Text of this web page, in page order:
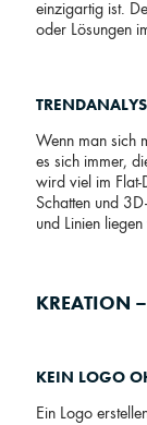
einzigartig ist.
oder Lösungen
Wenn man sich
es sich immer,
wird viel im
Schatten und
und Linien
KREATION
KEIN LOGO
Ein Logo